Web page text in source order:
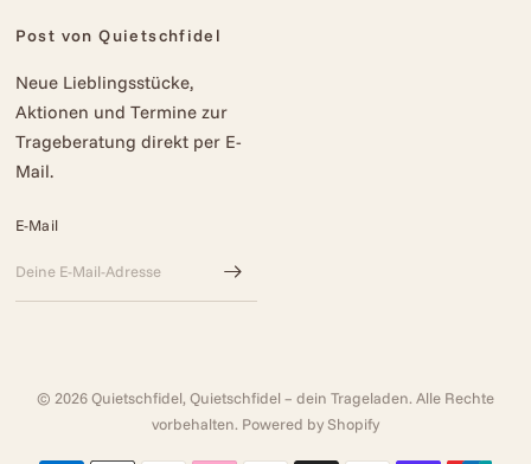
Post von Quietschfidel
Neue Lieblingsstücke,
Aktionen und Termine zur
Trageberatung direkt per E-
Mail.
E-Mail
© 2026 Quietschfidel, Quietschfidel – dein Trageladen. Alle Rechte
vorbehalten. Powered by Shopify